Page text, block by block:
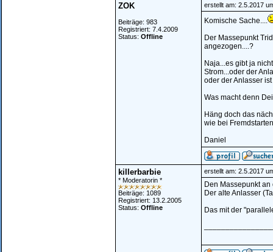
ZOK
Beiträge: 983
Registriert: 7.4.2009
Status: Offline
erstellt am: 2.5.2017
Komische Sache....
Der Massepunkt
angezogen....?
Naja...es gibt ja
Strom...oder der
oder der Anlasser ist
Was macht denn
Häng doch das
wie bei
Daniel
killerbarbie
* Moderatorin *
Beiträge: 1089
Registriert: 13.2.2005
Status: Offline
erstellt am: 2.5.2017
Den Massepunkt
Der alte Anlasser
Das mit der